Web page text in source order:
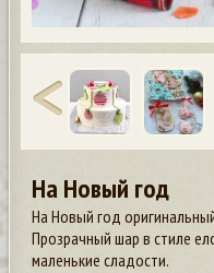
На Новый год
На Новый год
Прозрачный шар в стиле
маленькие сладости.